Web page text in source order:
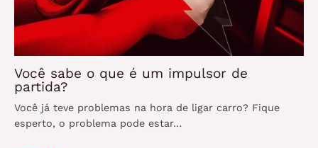
Você sabe o que é um impulsor de
partida?
Você já teve problemas na hora de ligar carro? Fique
esperto, o problema pode estar…